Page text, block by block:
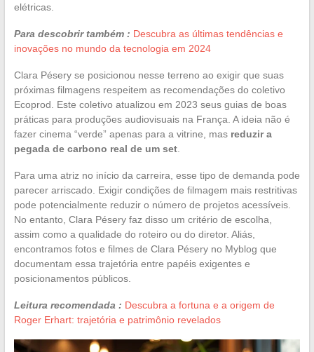
elétricas.
Para descobrir também : Descubra as últimas tendências e
inovações no mundo da tecnologia em 2024
Clara Pésery se posicionou nesse terreno ao exigir que suas
próximas filmagens respeitem as recomendações do coletivo
Ecoprod. Este coletivo atualizou em 2023 seus guias de boas
práticas para produções audiovisuais na França. A ideia não é
fazer cinema “verde” apenas para a vitrine, mas reduzir a
pegada de carbono real de um set.
Para uma atriz no início da carreira, esse tipo de demanda pode
parecer arriscado. Exigir condições de filmagem mais restritivas
pode potencialmente reduzir o número de projetos acessíveis.
No entanto, Clara Pésery faz disso um critério de escolha,
assim como a qualidade do roteiro ou do diretor. Aliás,
encontramos fotos e filmes de Clara Pésery no Myblog que
documentam essa trajetória entre papéis exigentes e
posicionamentos públicos.
Leitura recomendada : Descubra a fortuna e a origem de
Roger Erhart: trajetória e patrimônio revelados